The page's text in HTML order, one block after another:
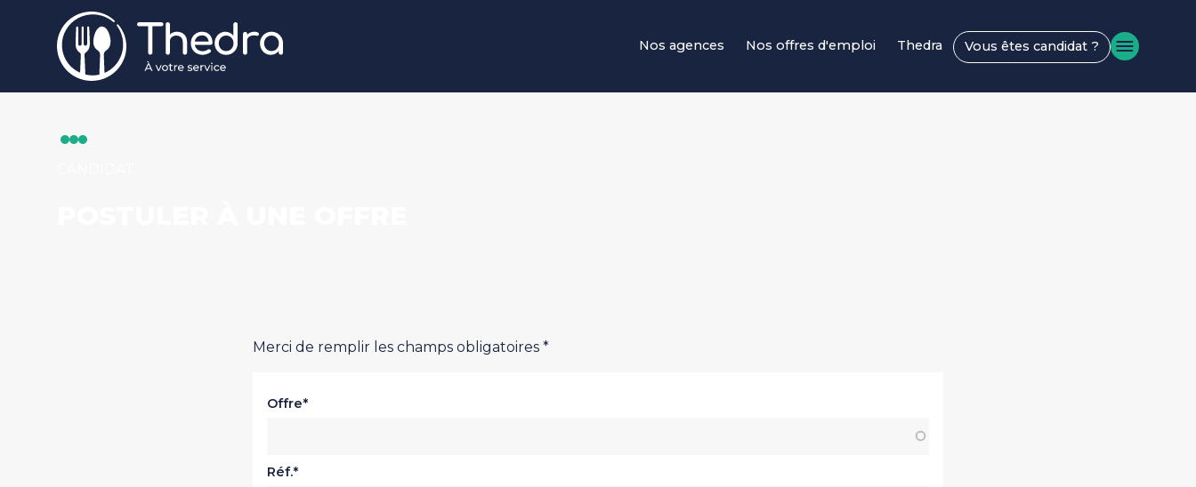
Aller au contenu principal
Navigation principale
Nos agences Nos offres d'emploi Thedra Vous êtes candidat ?
Merci de remplir les champs obligatoires *
Offre
Réf.